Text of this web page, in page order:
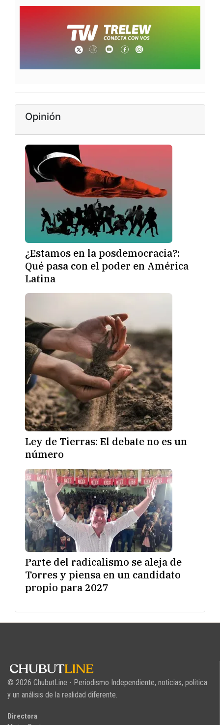
Opinión
¿Estamos en la posdemocracia?:
Qué pasa con el poder en América
Latina
Ley de Tierras: El debate no es un
número
Parte del radicalismo se aleja de
Torres y piensa en un candidato
propio para 2027
© 2026 ChubutLine - Periodismo Independiente, noticias, politica
y un análisis de la realidad diferente.
Directora